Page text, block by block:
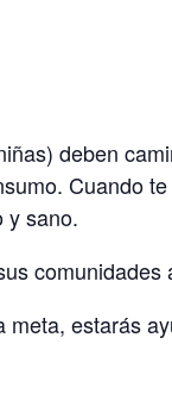
deben
Cuando
y sano.
comunidades
estarás